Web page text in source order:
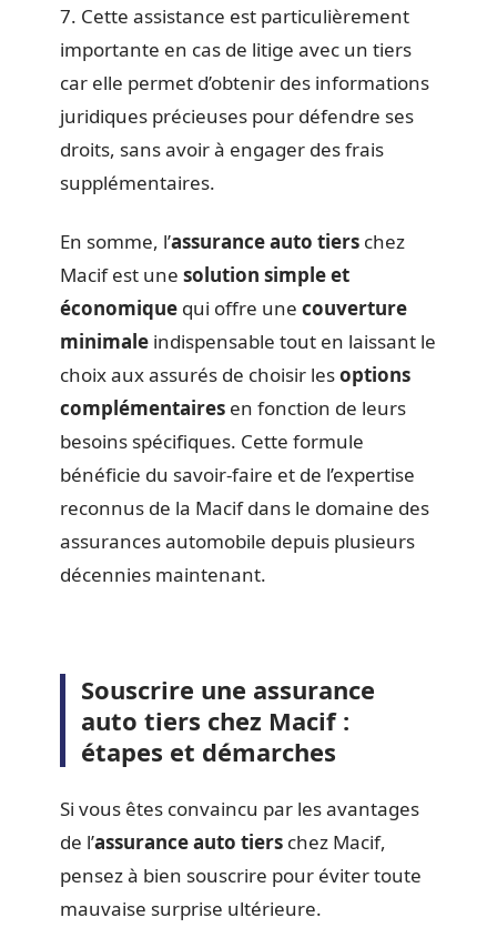
7. Cette assistance est particulièrement
importante en cas de litige avec un tiers
car elle permet d’obtenir des informations
juridiques précieuses pour défendre ses
droits, sans avoir à engager des frais
supplémentaires.
En somme, l’assurance auto tiers chez
Macif est une solution simple et
économique qui offre une couverture
minimale indispensable tout en laissant le
choix aux assurés de choisir lesoptions
complémentaires en fonction de leurs
besoins spécifiques. Cette formule
bénéficie du savoir-faire et de l’expertise
reconnus de la Macif dans le domaine des
assurances automobile depuis plusieurs
décennies maintenant.
Souscrire une assurance
auto tiers chez Macif :
étapes et démarches
Si vous êtes convaincu par les avantages
de l’assurance auto tiers chez Macif,
pensez à bien souscrire pour éviter toute
mauvaise surprise ultérieure.